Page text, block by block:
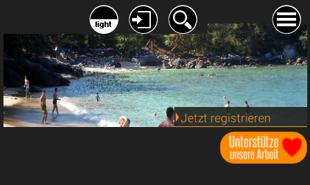
Jetzt registrieren